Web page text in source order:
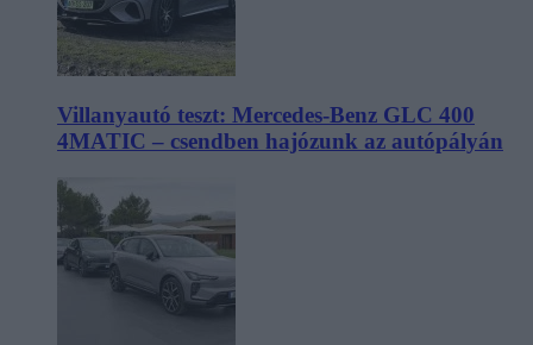
Villanyautó teszt: Mercedes-Benz GLC 400
4MATIC – csendben hajózunk az autópályán